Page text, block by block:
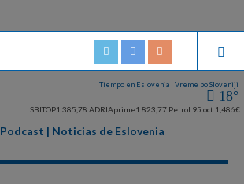
Tiempo en Eslovenia | Vreme po Sloveniji
18°
SBITOP1.385,78 ADRIAprime1.823,77 Petrol 95 oct. 1,486€
Podcast | Noticias de Eslovenia